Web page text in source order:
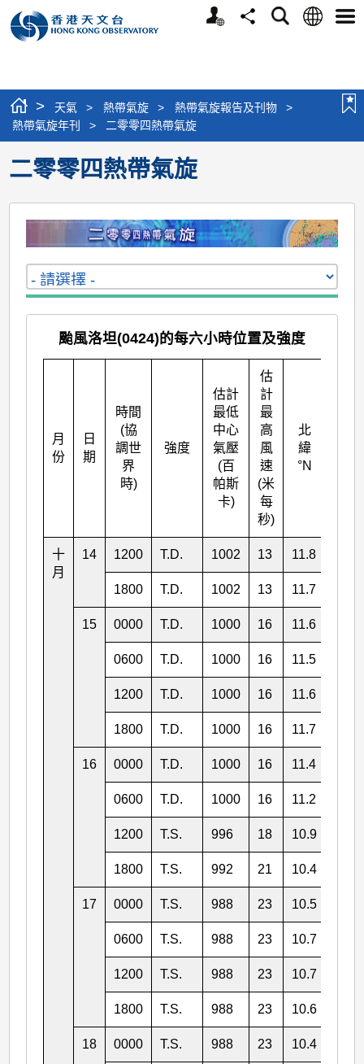
個
分
搜
語
選
> 天氣 > 熱帶氣旋 > 熱帶氣旋報告及刊物
>
熱帶氣旋年刊
> 二零零四熱帶氣旋
二零零四熱帶氣旋
颱風洛坦(0424)的每六小時位置及強度
月
份
日
期
時間
(協
調世
界
時)
強度
估計
最低
中心
氣壓
(百
帕斯
卡)
估
計
最
高
風
速
(米
每
秒)
北
緯
°N
十
月
14 1200 T.D. 1002 13 11.8
1800 T.D. 1002 13 11.7
15 0000 T.D. 1000 16 11.6
0600 T.D. 1000 16 11.5
1200 T.D. 1000 16 11.6
1800 T.D. 1000 16 11.7
16 0000 T.D. 1000 16 11.4
0600 T.D. 1000 16 11.2
1200 T.S. 996 18 10.9
1800 T.S. 992 21 10.4
17 0000 T.S. 988 23 10.5
0600 T.S. 988 23 10.7
1200 T.S. 988 23 10.7
1800 T.S. 988 23 10.6
18 0000 T.S. 988 23 10.4